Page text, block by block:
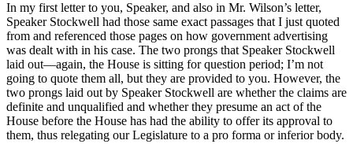
In my first letter to you, Speaker, and also in Mr. Wilson’s letter,
Speaker Stockwell had those same exact passages that I just quoted
from and referenced those pages on how government advertising
was dealt with in his case. The two prongs that Speaker Stockwell
laid out—again, the House is sitting for question period; I’m not
going to quote them all, but they are provided to you. However, the
two prongs laid out by Speaker Stockwell are whether the claims are
definite and unqualified and whether they presume an act of the
House before the House has had the ability to offer its approval to
them, thus relegating our Legislature to a pro forma or inferior body.